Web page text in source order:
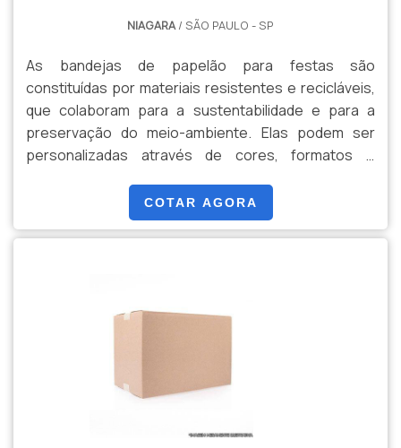
NIAGARA/ SÃO PAULO - SP
As bandejas de papelão para festas são
constituídas por materiais resistentes e recicláveis,
que colaboram para a sustentabilidade e para a
preservação do meio-ambiente. Elas podem ser
personalizadas através de cores, formatos e
mais, a bandeja é muito importante para a decoração
de festas e também para o transportes de doces,
salgados e bolos. Por isso, pode ser facilmente
COTAR AGORA